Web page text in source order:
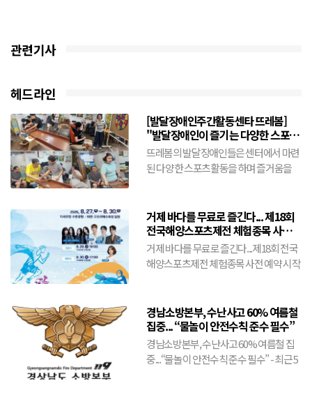
관련기사
헤드라인
[발달장애인주간활동센타 뜨레봄]
"발달장애인이 즐기는 다양한 스포츠
활동"(8월5일)
뜨레봄의 발달장애인들은 센터에서 마련
된 다양한 스포츠활동을 하며 즐거움을
거제 바다를 무료로 즐긴다... 제18회
전국해양스포츠제전 체험종목 사전
예약 시작
거제 바다를 무료로 즐긴다...제18회 전국
해양스포츠제전 체험종목 사전 예약 시작
경남소방본부, 수난사고 60% 여름철
집중... “물놀이 안전수칙 준수 필수”
경남소방본부, 수난사고 60% 여름철 집
중...“물놀이 안전수칙 준수 필수” - 최근 5